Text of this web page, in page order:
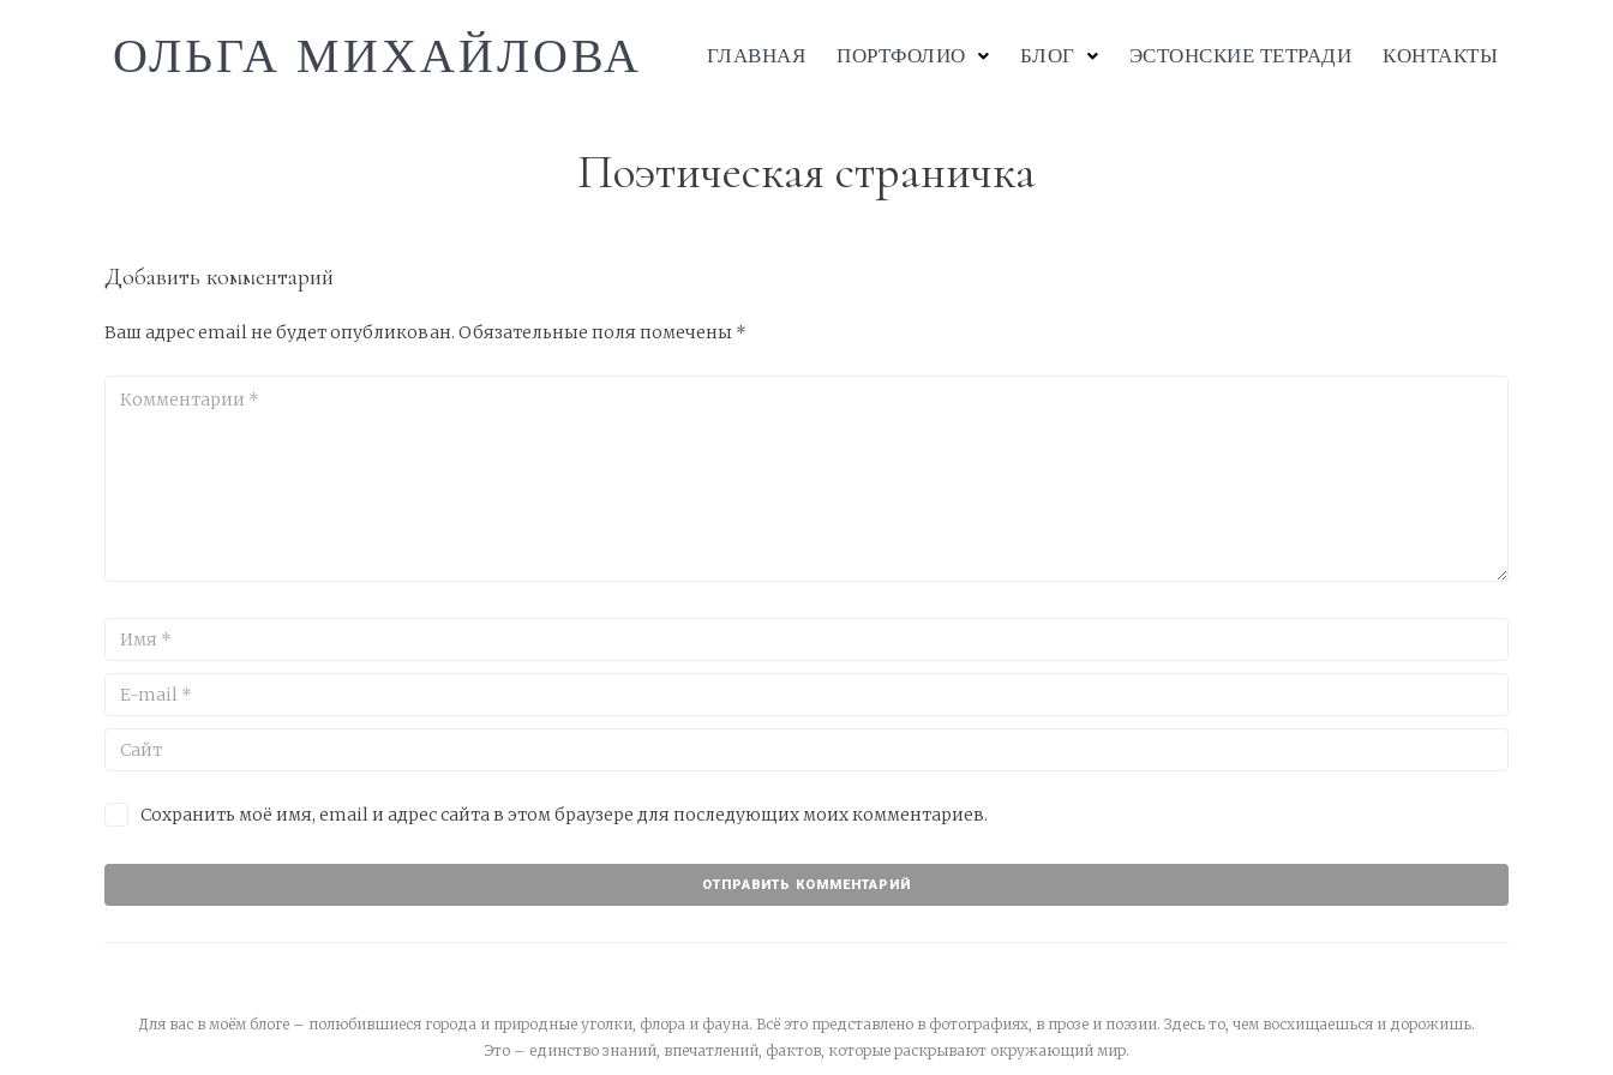
ОЛЬГА МИХАЙЛОВА ГЛАВНАЯ ПОРТФОЛИО БЛОГ ЭСТОНСКИЕ ТЕТРАДИ КОНТАКТЫ
Поэтическая страничка
Добавить комментарий
Ваш адрес email не будет опубликован. Обязательные поля помечены *
Сохранить моё имя, email и адрес сайта в этом браузере для последующих моих комментариев.
Для вас в моём блоге – полюбившиеся города и природные уголки, флора и фауна. Всё это представлено в фотографиях, в прозе и поэзии. Здесь то, чем восхищаешься и дорожишь.
Это – единство знаний, впечатлений, фактов, которые раскрывают окружающий мир.